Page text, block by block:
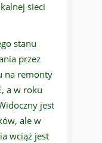
sieci
stanu
przez
na remonty
a w roku
jest
ale w
wciąż jest